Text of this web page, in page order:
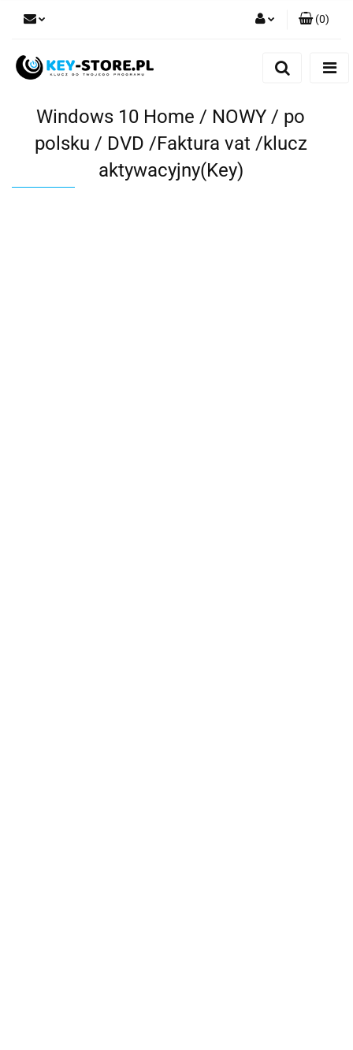
Dodaj zgłoszenie
(0)
Windows 10 Home / NOWY / po
polsku / DVD /Faktura vat /klucz
aktywacyjny(Key)